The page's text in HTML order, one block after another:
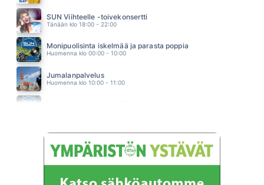
SUN Viihteelle -toivekonsertti
Tänään klo 18:00 - 22:00
Monipuolisinta iskelmää ja parasta poppia
Huomenna klo 00:00 - 10:00
Jumalanpalvelus
Huomenna klo 10:00 - 11:00